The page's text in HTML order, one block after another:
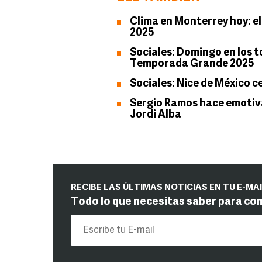
Clima en Monterrey hoy:
2025
Sociales: Domingo en los
Temporada Grande 2025
Sociales: Nice de México
Sergio Ramos hace
Jordi Alba
RECIBE LAS ÚLTIMAS NOTICIAS EN TU E-
Todo lo que necesitas saber para